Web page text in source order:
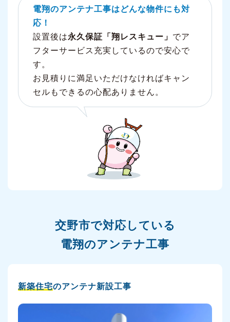
電翔のアンテナ工事はどんな物件にも対
応！
設置後は永久保証「翔レスキュー」 でア
フターサービス充実しているので安心で
す。
お見積りに満足いただけなければキャン
セルもできるの心配ありません。
交野市で対応している
電翔のアンテナ工事
新築住宅のアンテナ新設工事